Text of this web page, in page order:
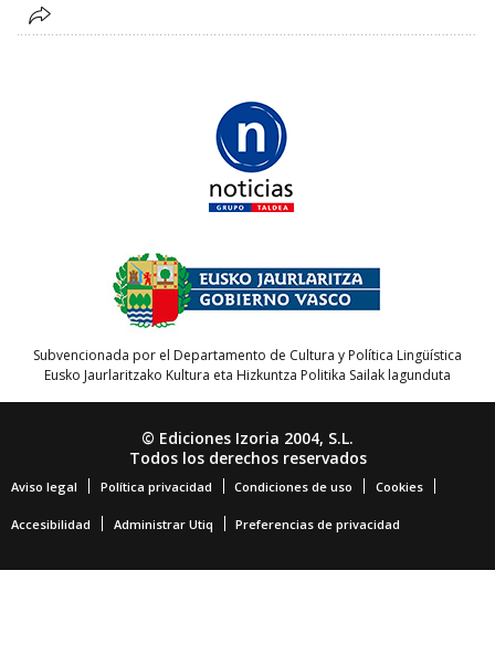
Subvencionada por el Departamento de Cultura y Política Lingüística
Eusko Jaurlaritzako Kultura eta Hizkuntza Politika Sailak lagunduta
© Ediciones Izoria 2004, S.L.
Todos los derechos reservados
Aviso legal Política privacidad Condiciones de uso Cookies
Accesibilidad Administrar Utiq Preferencias de privacidad